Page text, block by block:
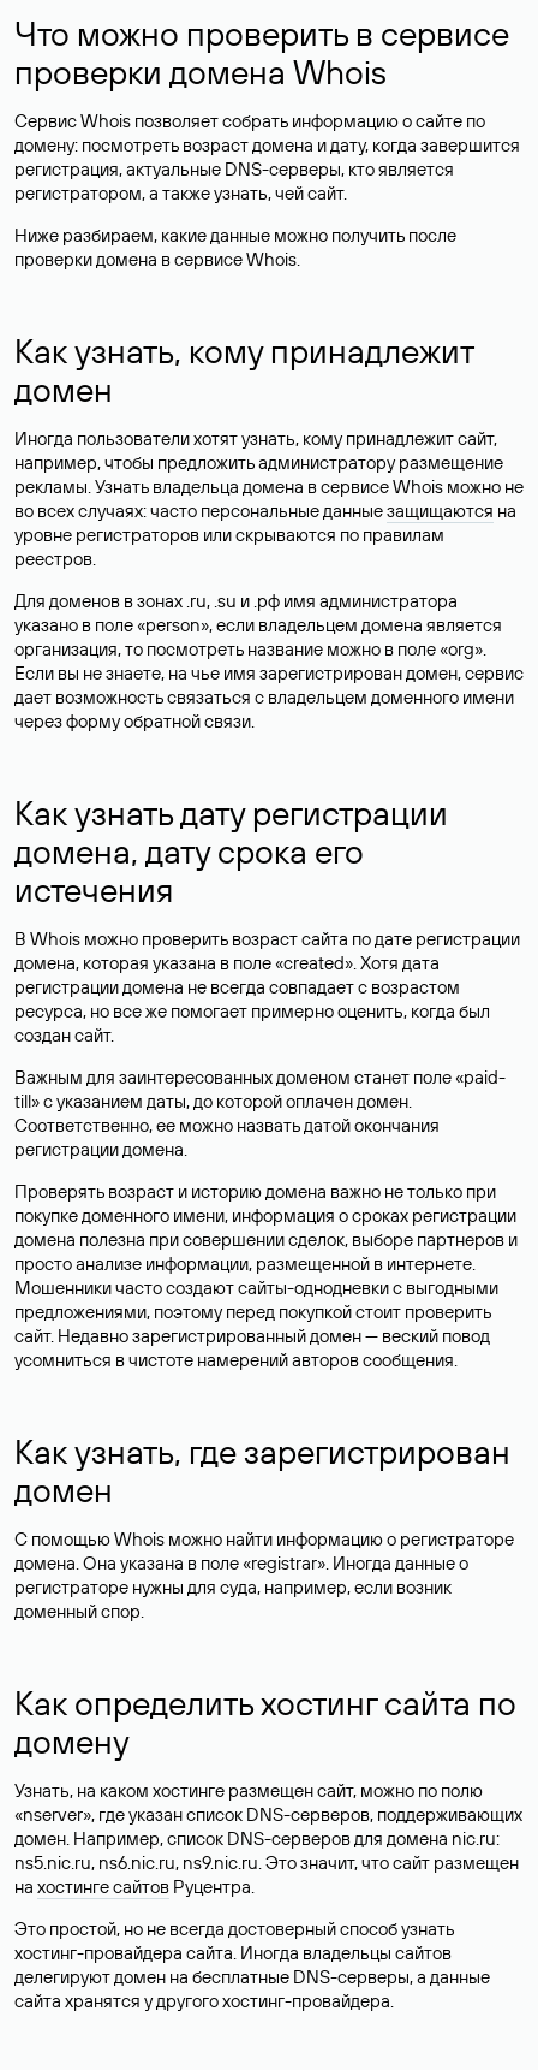
Что можно проверить в сервисе
проверки домена Whois
Сервис Whois позволяет собрать информацию о сайте по
домену: посмотреть возраст домена и дату, когда завершится
регистрация, актуальные DNS-серверы, кто является
регистратором, а также узнать, чей сайт.
Ниже разбираем, какие данные можно получить после
проверки домена в сервисе Whois.
Как узнать, кому принадлежит
домен
Иногда пользователи хотят узнать, кому принадлежит сайт,
например, чтобы предложить администратору размещение
рекламы. Узнать владельца домена в сервисе Whois можно не
во всех случаях: часто персональные данныезащищаются на
уровне регистраторов или скрываются по правилам
реестров.
Для доменов в зонах .ru, .su и .рф имя администратора
указано в поле «person», если владельцем домена является
организация, то посмотреть название можно в поле «org».
Если вы не знаете, на чье имя зарегистрирован домен, сервис
дает возможность связаться с владельцем доменного имени
через форму обратной связи.
Как узнать дату регистрации
домена, дату срока его
истечения
В Whois можно проверить возраст сайта по дате регистрации
домена, которая указана в поле «created». Хотя дата
регистрации домена не всегда совпадает с возрастом
ресурса, но все же помогает примерно оценить, когда был
создан сайт.
Важным для заинтересованных доменом станет поле «paid-
till» с указанием даты, до которой оплачен домен.
Соответственно, ее можно назвать датой окончания
регистрации домена.
Проверять возраст и историю домена важно не только при
покупке доменного имени, информация о сроках регистрации
домена полезна при совершении сделок, выборе партнеров и
просто анализе информации, размещенной в интернете.
Мошенники часто создают сайты-однодневки с выгодными
предложениями, поэтому перед покупкой стоит проверить
сайт. Недавно зарегистрированный домен — веский повод
усомниться в чистоте намерений авторов сообщения.
Как узнать, где зарегистрирован
домен
С помощью Whois можно найти информацию о регистраторе
домена. Она указана в поле «registrar». Иногда данные о
регистраторе нужны для суда, например, если возник
доменный спор.
Как определить хостинг сайта по
домену
Узнать, на каком хостинге размещен сайт, можно по полю
«nserver», где указан список DNS-серверов, поддерживающих
домен. Например, список DNS-серверов для домена nic.ru:
ns5.nic.ru, ns6.nic.ru, ns9.nic.ru. Это значит, что сайт размещен
на хостинге сайтов Руцентра.
Это простой, но не всегда достоверный способ узнать
хостинг-провайдера сайта. Иногда владельцы сайтов
делегируют домен на бесплатные DNS-серверы, а данные
сайта хранятся у другого хостинг-провайдера.